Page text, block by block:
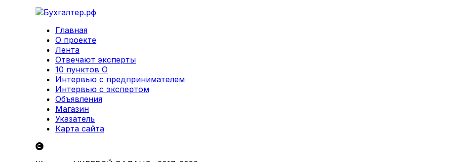
Главная
О проекте
Лента
Отвечают эксперты
10 пунктов О
Интервью с предпринимателем
Интервью с экспертом
Объявления
Магазин
Указатель
Карта сайта